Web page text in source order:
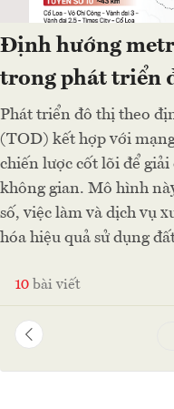
Định hướng
trong phát triển
Phát triển đô thị theo
(TOD) kết hợp với
chiến lược cốt lõi để
không gian. Mô hình
số, việc làm và dịch vụ
hóa hiệu quả sử dụng
10 bài viết